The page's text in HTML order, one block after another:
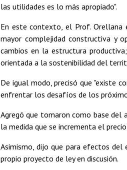
las utilidades es lo más apropiado".
En este contexto, el Prof. Orellana
mayor complejidad constructiva y
cambios en la estructura
orientada a la sostenibilidad del
De igual modo, precisó que "existe
enfrentar los desafíos de los
Agregó que tomaron como base
la medida que se incrementa el
Asimismo, dijo que para efectos
propio proyecto de ley en discusión.